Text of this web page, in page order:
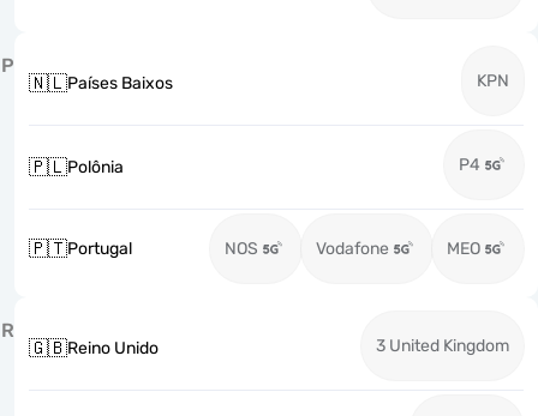
P
🇳🇱Países Baixos KPN
🇵🇱Polônia P4
🇵🇹Portugal NOS Vodafone MEO
R
🇬🇧Reino Unido 3 United Kingdom